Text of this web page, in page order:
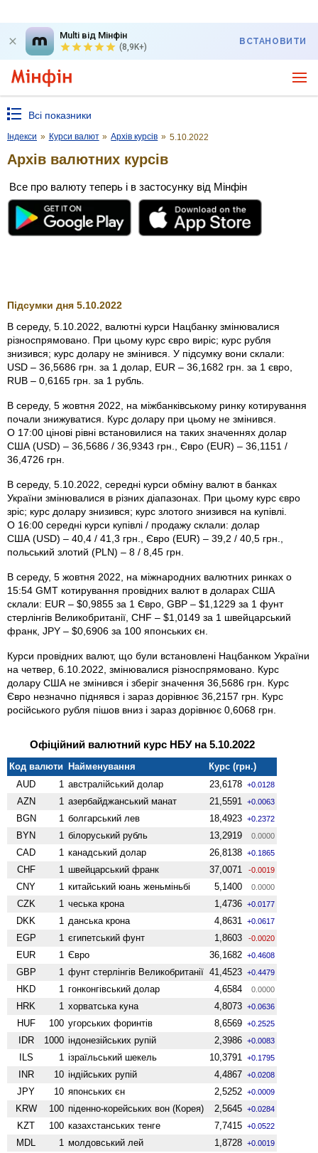
Multi від Мінфін
(8,9K+)
ВСТАНОВИТИ
Всі показники
Індекси » Курси валют » Архів курсів » 5.10.2022
Архів валютних курсів
Все про валюту теперь і в застосунку від Мінфін
Підсумки дня 5.10.2022
В середу, 5.10.2022, валютні курси Нацбанку змінювалися
різноспрямовано. При цьому курс євро виріс; курс рубля
знизився; курс долару не змінився. У підсумку вони склали:
USD – 36,5686 грн. за 1 долар, EUR – 36,1682 грн. за 1 євро,
RUB – 0,6165 грн. за 1 рубль.
В середу, 5 жовтня 2022, на міжбанківському ринку котирування
почали знижуватися. Курс долару при цьому не змінився.
О 17:00 цінові рівні встановилися на таких значеннях долар
США (USD) – 36,5686 / 36,9343 грн., Євро (EUR) – 36,1151 /
36,4726 грн.
В середу, 5.10.2022, середні курси обміну валют в банках
України змінювалися в різних діапазонах. При цьому курс євро
зріс; курс долару знизився; курс злотого знизився на купівлі.
О 16:00 середні курси купівлі / продажу склали: долар
США (USD) – 40,4 / 41,3 грн., Євро (EUR) – 39,2 / 40,5 грн.,
польський злотий (PLN) – 8 / 8,45 грн.
В середу, 5 жовтня 2022, на міжнародних валютних ринках о
15:54 GMT котирування провідних валют в доларах США
склали: EUR – $0,9855 за 1 Євро, GBP – $1,1229 за 1 фунт
стерлінгів Велико­британії, CHF – $1,0149 за 1 швейцарський
франк, JPY – $0,6906 за 100 японських єн.
Курси провідних валют, що були встановлені Нацбанком України
на четвер, 6.10.2022, змінювалися різноспрямовано. Курс
долару США не змінився і зберіг значення 36,5686 грн. Курс
Євро незначно піднявся і зараз дорівнює 36,2157 грн. Курс
російського рубля пішов вниз і зараз дорівнює 0,6068 грн.
Офіційний валютний курс НБУ на 5.10.2022
Код валюти Найменування
Курс (грн.)
AUD
1 австралійський долар 23,6178 +0.0128
AZN 1 азербайджанський манат 21,5591 +0.0063
BGN 1 болгарський лев 18,4923 +0.2372
BYN 1 білоруський рубль 13,2919 0.0000
CAD 1 канадський долар 26,8138 +0.1865
CHF 1 швейцарський франк 37,0071 -0.0019
CNY 1 китайський юань женьмiньбi 5,1400 0.0000
CZK 1 чеська крона 1,4736 +0.0177
DKK 1 данська крона 4,8631 +0.0617
EGP 1 єгипетський фунт 1,8603 -0.0020
EUR 1 Євро 36,1682 +0.4608
GBP 1 фунт стерлінгів Велико­британії 41,4523 +0.4479
HKD 1 гонконгівський долар 4,6584 0.0000
HRK 1 хорватська куна 4,8073 +0.0636
HUF 100 угорських форинтів 8,6569 +0.2525
IDR 1000 індонезійських рупій 2,3986 +0.0083
ILS 1 ізраїльський шекель 10,3791 +0.1795
INR 10 індійських рупій 4,4867 +0.0208
JPY 10 японських єн 2,5252 +0.0009
KRW 100 піденно-корейських вон (Корея) 2,5645 +0.0284
KZT 100 казахстанських тенге 7,7415 +0.0522
MDL 1 молдовський лей 1,8728 +0.0019